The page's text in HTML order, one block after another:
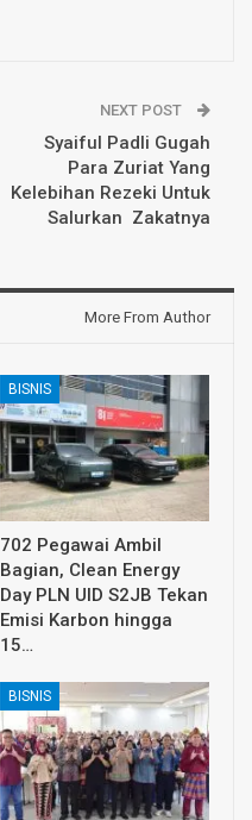
NEXT POST
Syaiful Padli Gugah
Para Zuriat Yang
Kelebihan Rezeki Untuk
Salurkan Zakatnya
More From Author
BISNIS
702 Pegawai Ambil
Bagian, Clean Energy
Day PLN UID S2JB Tekan
Emisi Karbon hingga
15…
BISNIS